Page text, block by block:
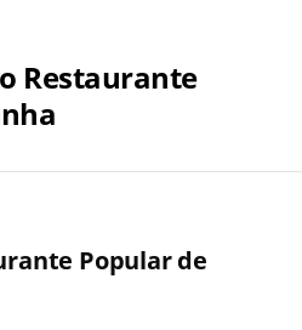
Restaurante
Popular de